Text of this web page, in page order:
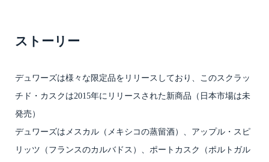
ストーリー
デュワーズは様々な限定品をリリースしており、このスクラッ
チド・カスクは2015年にリリースされた新商品（日本市場は未
発売）
デュワーズはメスカル（メキシコの蒸留酒）、アップル・スピ
リッツ（フランスのカルバドス）、ポートカスク（ポルトガル